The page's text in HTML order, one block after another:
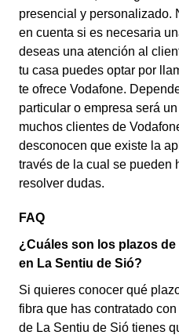
presencial y personalizado.
en cuenta si es necesaria
deseas una atención al
tu casa puedes optar por
te ofrece Vodafone.
particular o empresa será
muchos clientes de
desconocen que existe la
través de la cual se pueden
resolver dudas.
FAQ
¿Cuáles son los plazos
en La Sentiu de Sió?
Si quieres conocer qué
fibra que has contratado
de La Sentiu de Sió tienes